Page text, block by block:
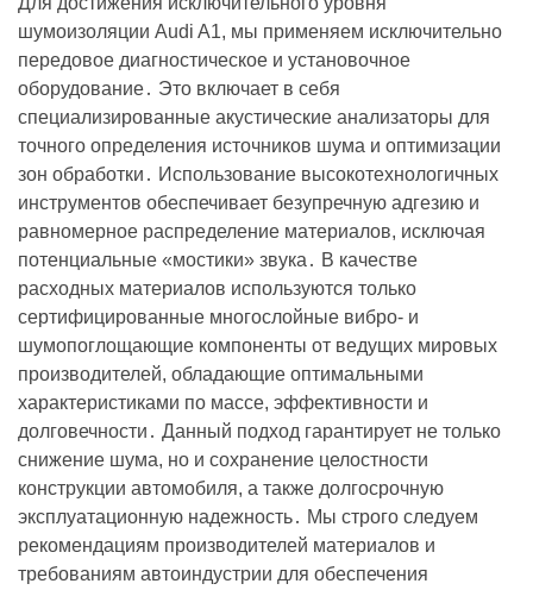
шумоизоляции Audi A1, мы применяем исключительно
передовое диагностическое и установочное
оборудование․ Это включает в себя
специализированные акустические анализаторы для
точного определения источников шума и оптимизации
зон обработки․ Использование высокотехнологичных
инструментов обеспечивает безупречную адгезию и
равномерное распределение материалов, исключая
потенциальные «мостики» звука․ В качестве
расходных материалов используются только
сертифицированные многослойные вибро- и
шумопоглощающие компоненты от ведущих мировых
производителей, обладающие оптимальными
характеристиками по массе, эффективности и
долговечности․ Данный подход гарантирует не только
снижение шума, но и сохранение целостности
конструкции автомобиля, а также долгосрочную
эксплуатационную надежность․ Мы строго следуем
рекомендациям производителей материалов и
требованиям автоиндустрии для обеспечения